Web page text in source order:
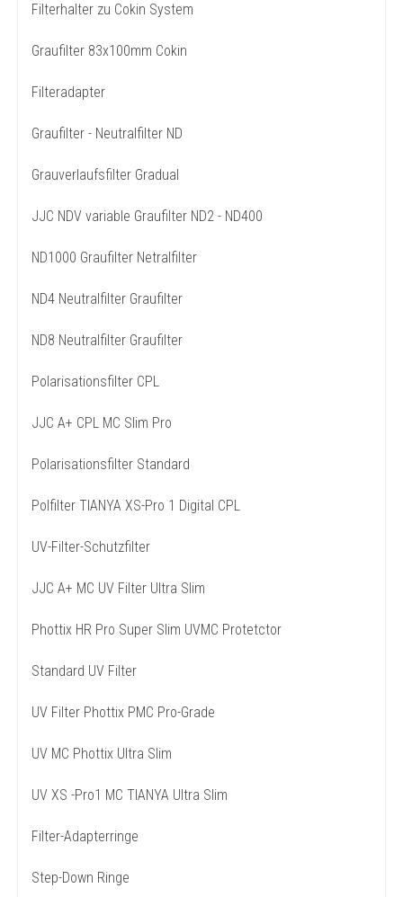
Filterhalter zu Cokin System
Graufilter 83x100mm Cokin
Filteradapter
Graufilter - Neutralfilter ND
Grauverlaufsfilter Gradual
JJC NDV variable Graufilter ND2 - ND400
ND1000 Graufilter Netralfilter
ND4 Neutralfilter Graufilter
ND8 Neutralfilter Graufilter
Polarisationsfilter CPL
JJC A+ CPL MC Slim Pro
Polarisationsfilter Standard
Polfilter TIANYA XS-Pro 1 Digital CPL
UV-Filter-Schutzfilter
JJC A+ MC UV Filter Ultra Slim
Phottix HR Pro Super Slim UVMC Protetctor
Standard UV Filter
UV Filter Phottix PMC Pro-Grade
UV MC Phottix Ultra Slim
UV XS -Pro1 MC TIANYA Ultra Slim
Filter-Adapterringe
Step-Down Ringe